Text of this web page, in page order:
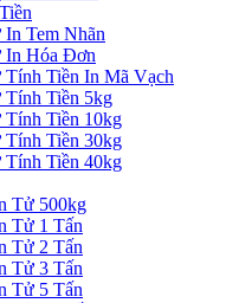
Tem Nhãn
In Hóa Đơn
Tiền In Mã Vạch
Tiền 5kg
Tiền 10kg
Tiền 30kg
Tiền 40kg
Tử 500kg
Tử 1 Tấn
Tử 2 Tấn
Tử 3 Tấn
Tử 5 Tấn